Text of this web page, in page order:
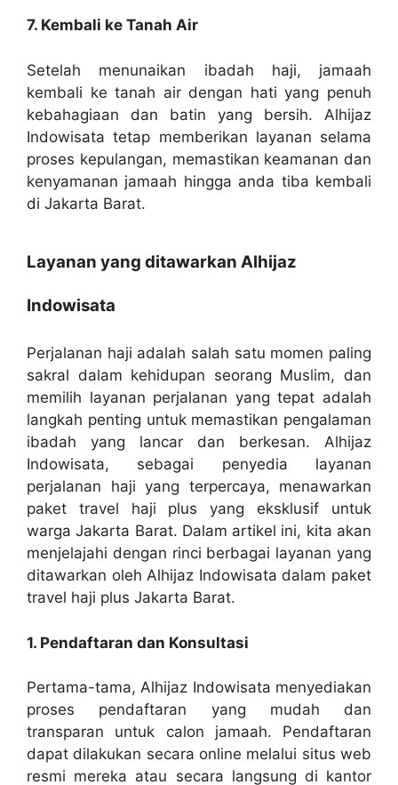
7. Kembali ke Tanah Air
Setelah menunaikan ibadah haji, jamaah
kembali ke tanah air dengan hati yang penuh
kebahagiaan dan batin yang bersih. Alhijaz
Indowisata tetap memberikan layanan selama
proses kepulangan, memastikan keamanan dan
kenyamanan jamaah hingga anda tiba kembali
di Jakarta Barat.
Layanan yang ditawarkan Alhijaz
Indowisata
Perjalanan haji adalah salah satu momen paling
sakral dalam kehidupan seorang Muslim, dan
memilih layanan perjalanan yang tepat adalah
langkah penting untuk memastikan pengalaman
ibadah yang lancar dan berkesan. Alhijaz
Indowisata, sebagai penyedia layanan
perjalanan haji yang terpercaya, menawarkan
paket travel haji plus yang eksklusif untuk
warga Jakarta Barat. Dalam artikel ini, kita akan
menjelajahi dengan rinci berbagai layanan yang
ditawarkan oleh Alhijaz Indowisata dalam paket
travel haji plus Jakarta Barat.
1. Pendaftaran dan Konsultasi
Pertama-tama, Alhijaz Indowisata menyediakan
proses pendaftaran yang mudah dan
transparan untuk calon jamaah. Pendaftaran
dapat dilakukan secara online melalui situs web
resmi mereka atau secara langsung di kantor